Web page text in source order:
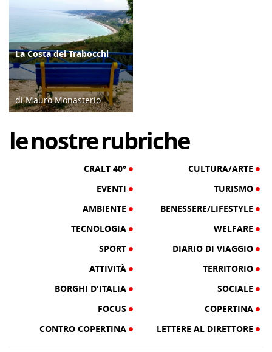
ATTIVITÀ
La Costa dei Trabocchi
di Mauro Monasterio
lenostrerubriche
CRALT 40°
CULTURA/ARTE
EVENTI
TURISMO
AMBIENTE
BENESSERE/LIFESTYLE
TECNOLOGIA
WELFARE
SPORT
DIARIO DI VIAGGIO
ATTIVITÀ
TERRITORIO
BORGHI D'ITALIA
SOCIALE
FOCUS
COPERTINA
CONTRO COPERTINA
LETTERE AL DIRETTORE